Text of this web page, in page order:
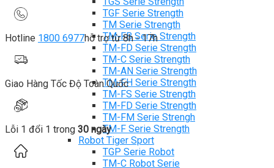
TGF Serie Strength
TM Serie Strength
TM-FB Serie Strength
TM-FD Serie Strength
TM-C Serie Strength
TM-AN Serie Strength
TM-FH Serie Strength
TM-FS Serie Strength
TM-FD Serie Strength
TM-FM Serie Strengh
TM-F Serie Strength
Robot Tiger Sport
TGP Serie Robot
TM-C Robot Serie
Hotline 1800 6977hỗ trợ từ 8h - 17h
Giao Hàng Tốc Độ Toàn Quốc
Lỗi 1 đổi 1 trong 30 ngày